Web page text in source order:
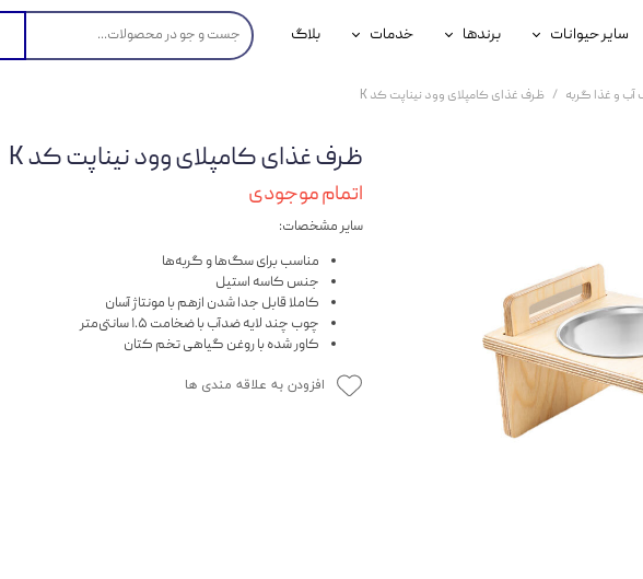
سایر حیوانات
محصولات پرندگان
برندها
جوسرا
شایر
گورمت
خدمات
خدمات آنلاین دامپزشکی
بلاگ
آب و غذا گربه ظرف غذای کامپلای وود نیناپت کد K
ظرف غذای کامپلای وود نیناپت کد K
اتمام موجودی
سایر مشخصات:
مناسب برای سگ‌ها و گربه‌ها
جنس کاسه استیل
کاملا قابل جدا شدن ازهم با مونتاژ آسان
چوب چند لایه ضدآب با ضخامت ۱.۵ سانتی‌متر
کاور شده با روغن گیاهی تخم کتان
افزودن به علاقه مندی ها